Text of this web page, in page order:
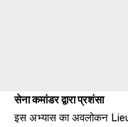
सेना कमांडर द्वारा प्रशंसा
इस अभ्यास का अवलोकन